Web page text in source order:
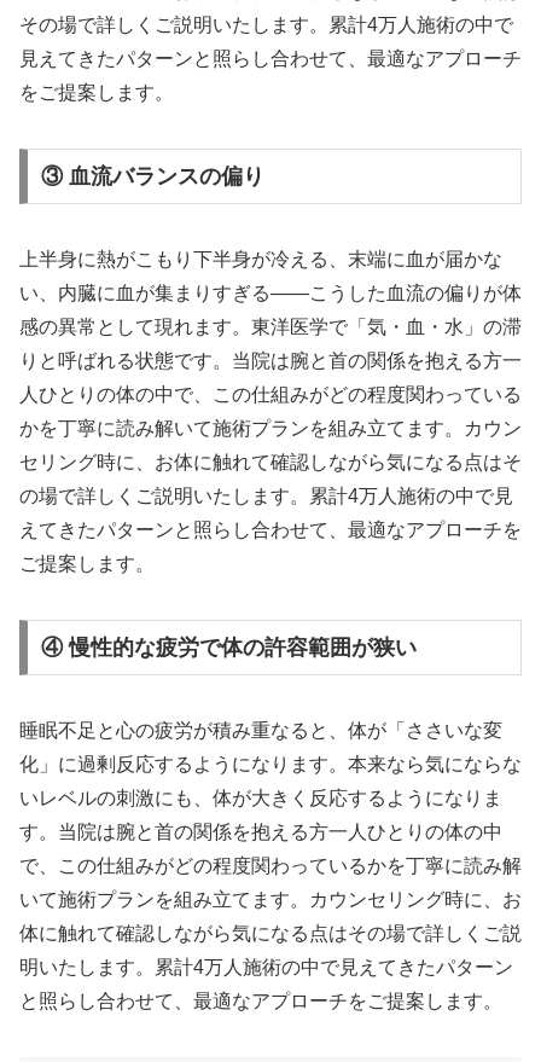
その場で詳しくご説明いたします。累計4万人施術の中で
見えてきたパターンと照らし合わせて、最適なアプローチ
をご提案します。
③ 血流バランスの偏り
上半身に熱がこもり下半身が冷える、末端に血が届かな
い、内臓に血が集まりすぎる——こうした血流の偏りが体
感の異常として現れます。東洋医学で「気・血・水」の滞
りと呼ばれる状態です。当院は腕と首の関係を抱える方一
人ひとりの体の中で、この仕組みがどの程度関わっている
かを丁寧に読み解いて施術プランを組み立てます。カウン
セリング時に、お体に触れて確認しながら気になる点はそ
の場で詳しくご説明いたします。累計4万人施術の中で見
えてきたパターンと照らし合わせて、最適なアプローチを
ご提案します。
④ 慢性的な疲労で体の許容範囲が狭い
睡眠不足と心の疲労が積み重なると、体が「ささいな変
化」に過剰反応するようになります。本来なら気にならな
いレベルの刺激にも、体が大きく反応するようになりま
す。当院は腕と首の関係を抱える方一人ひとりの体の中
で、この仕組みがどの程度関わっているかを丁寧に読み解
いて施術プランを組み立てます。カウンセリング時に、お
体に触れて確認しながら気になる点はその場で詳しくご説
明いたします。累計4万人施術の中で見えてきたパターン
と照らし合わせて、最適なアプローチをご提案します。